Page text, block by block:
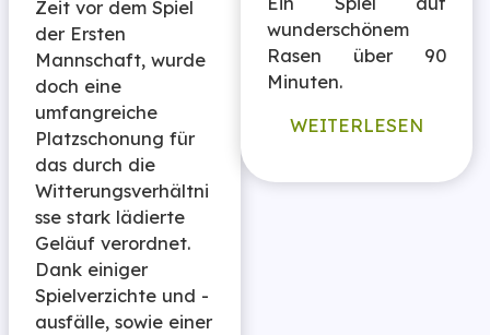
Zeit vor dem Spiel
der Ersten
Mannschaft, wurde
doch eine
umfangreiche
Platzschonung für
das durch die
Witterungsverhältni
sse stark lädierte
Geläuf verordnet.
Dank einiger
Spielverzichte und -
ausfälle, sowie einer
wunderschönem
Rasen über 90
Minuten.
WEITERLESEN